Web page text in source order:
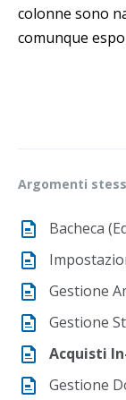
colonne sono
comunque
Argomenti
Bacheca
Gestione
Gestione
Acquisti
Gestione